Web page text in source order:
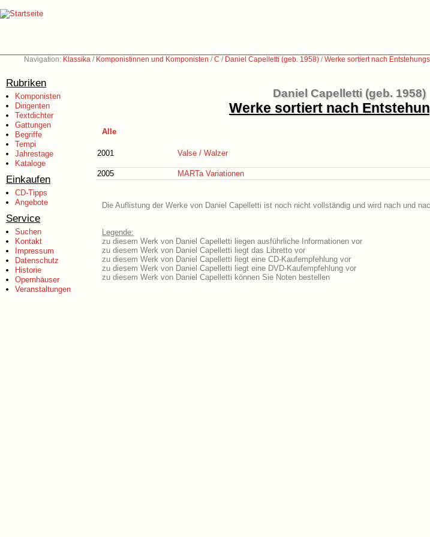
Navigation: Klassika / Komponistinnen und Komponisten /C / Daniel Capelletti (geb. 1958) /Werke sortiert nach
Rubriken
Komponisten
Dirigenten
Textdichter
Gattungen
Begriffe
Tempi
Jahrestage
Kataloge
Einkaufen
CD-Tipps
Angebote
Service
Suchen
Kontakt
Impressum
Datenschutz
Historie
Opernhäuser
Veranstaltungen
Daniel Capelletti (geb. 1958)
Werke sortiert nach
Alle
2001 Valse / Walzer
2005 MARTa Variationen
Die Auflistung der Werke von Daniel Capelletti ist noch nicht vollständig und wird nach und
Legende:
zu diesem Werk von Daniel Capelletti liegen ausführliche Informationen vor
zu diesem Werk von Daniel Capelletti liegt das Libretto vor
zu diesem Werk von Daniel Capelletti liegt eine CD-Kaufempfehlung vor
zu diesem Werk von Daniel Capelletti liegt eine DVD-Kaufempfehlung vor
zu diesem Werk von Daniel Capelletti können Sie Noten bestellen